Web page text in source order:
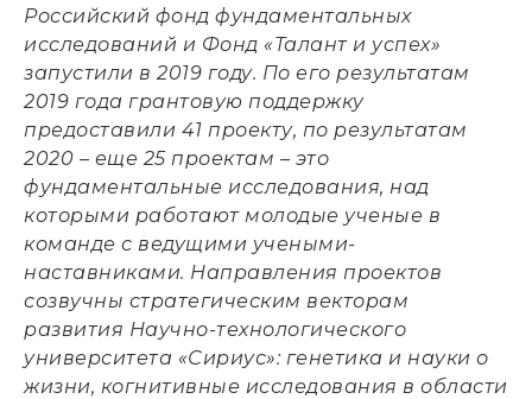
Российский фонд фундаментальных
исследований и Фонд «Талант и успех»
запустили в 2019 году. По его результатам
2019 года грантовую поддержку
предоставили 41 проекту, по результатам
2020 – еще 25 проектам – это
фундаментальные исследования, над
которыми работают молодые ученые в
команде с ведущими учеными-
наставниками. Направления проектов
созвучны стратегическим векторам
развития Научно-технологического
университета «Сириус»: генетика и науки о
жизни, когнитивные исследования в области